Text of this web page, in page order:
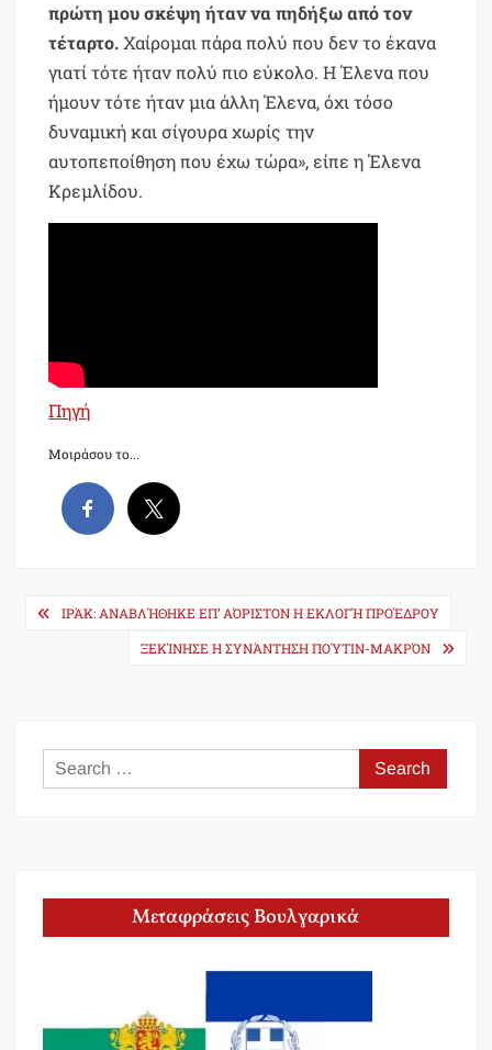
πρώτη μου σκέψη ήταν να πηδήξω από τον
τέταρτο.Χαίρομαι πάρα πολύ που δεν το έκανα
γιατί τότε ήταν πολύ πιο εύκολο. Η Έλενα που
ήμουν τότε ήταν μια άλλη Έλενα, όχι τόσο
δυναμική και σίγουρα χωρίς την
αυτοπεποίθηση που έχω τώρα», είπε η Έλενα
Κρεμλίδου.
Πηγή
Μοιράσου το...
Post
navigation
ΙΡΆΚ: ΑΝΑΒΛΉΘΗΚΕ ΕΠ’ ΑΌΡΙΣΤΟΝ Η ΕΚΛΟΓΉ ΠΡΟΈΔΡΟΥ
ΞΕΚΊΝΗΣΕ Η ΣΥΝΆΝΤΗΣΗ ΠΟΎΤΙΝ-ΜΑΚΡΌΝ
Search
for:
Μεταφράσεις Βουλγαρικά